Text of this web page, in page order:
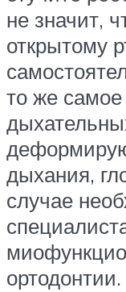
не значит,
открытому
то же самое
дыхания,
случае
ортодонтии.